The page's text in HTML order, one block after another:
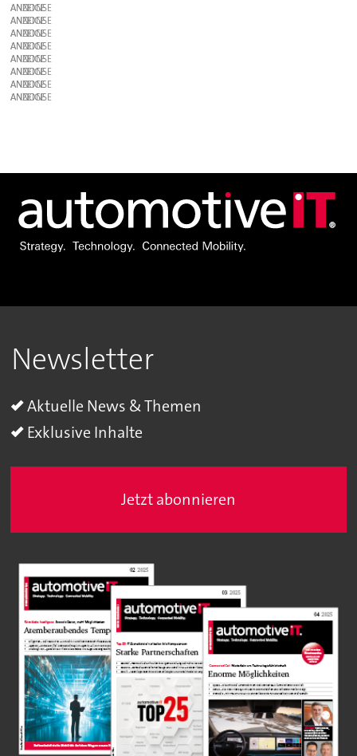
ANZEIGE
ANZEIGE
ANZEIGE
ANZEIGE
ANZEIGE
ANZEIGE
ANZEIGE
ANZEIGE
Newsletter
Aktuelle News & Themen
Exklusive Inhalte
Jetzt abonnieren